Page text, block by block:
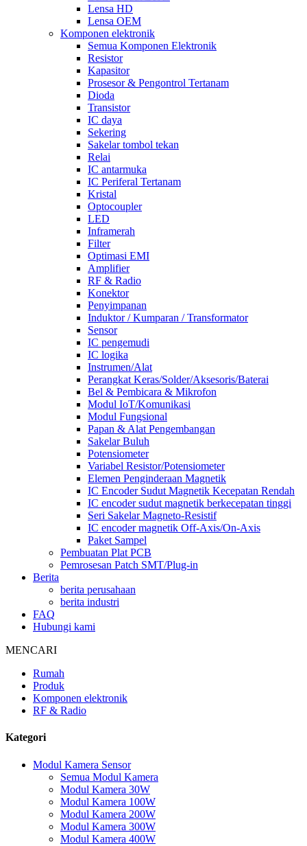
Lensa HD
Lensa OEM
Komponen elektronik
Semua Komponen Elektronik
Resistor
Kapasitor
Prosesor & Pengontrol Tertanam
Dioda
Transistor
IC daya
Sekering
Sakelar tombol tekan
Relai
IC antarmuka
IC Periferal Tertanam
Kristal
Optocoupler
LED
Inframerah
Filter
Optimasi EMI
Amplifier
RF & Radio
Konektor
Penyimpanan
Induktor / Kumparan / Transformator
Sensor
IC pengemudi
IC logika
Instrumen/Alat
Perangkat Keras/Solder/Aksesoris/Baterai
Bel & Pembicara & Mikrofon
Modul IoT/Komunikasi
Modul Fungsional
Papan & Alat Pengembangan
Sakelar Buluh
Potensiometer
Variabel Resistor/Potensiometer
Elemen Penginderaan Magnetik
IC Encoder Sudut Magnetik Kecepatan Rendah
IC encoder sudut magnetik berkecepatan tinggi
Seri Sakelar Magneto-Resistif
IC encoder magnetik Off-Axis/On-Axis
Paket Sampel
Pembuatan Plat PCB
Pemrosesan Patch SMT/Plug-in
Berita
berita perusahaan
berita industri
FAQ
Hubungi kami
MENCARI
Rumah
Produk
Komponen elektronik
RF & Radio
Kategori
Modul Kamera Sensor
Semua Modul Kamera
Modul Kamera 30W
Modul Kamera 100W
Modul Kamera 200W
Modul Kamera 300W
Modul Kamera 400W